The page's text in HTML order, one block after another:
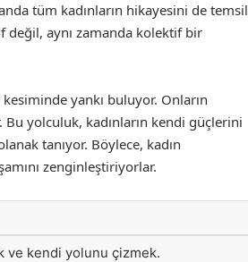
tüm kadınların hikayesini de temsil
değil, aynı zamanda kolektif bir
yankı buluyor. Onların
yolculuk, kadınların kendi güçlerini
tanıyor. Böylece, kadın
zenginleştiriyorlar.
ve kendi yolunu çizmek.